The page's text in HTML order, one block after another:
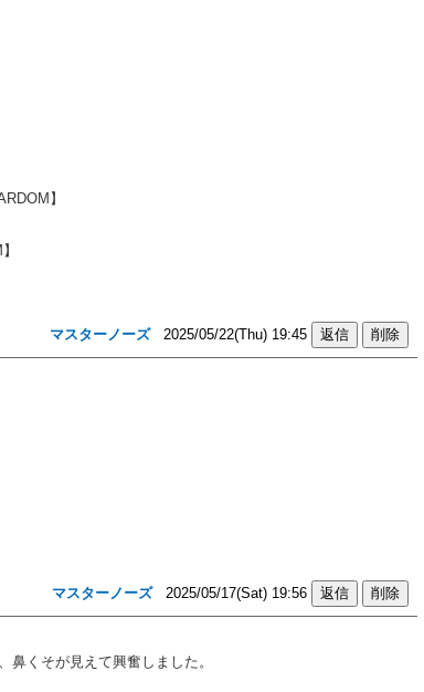
】
マスターノーズ2025/05/22(Thu) 19:45
マスターノーズ2025/05/17(Sat) 19:56
くそが見えて興奮しました。